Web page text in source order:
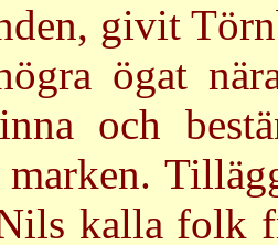
givit
ögat
och
kalla folk